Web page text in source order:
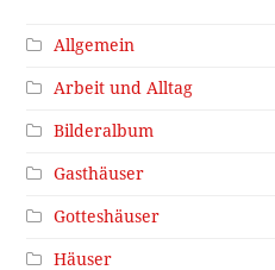
Allgemein
Arbeit und Alltag
Bilderalbum
Gasthäuser
Gotteshäuser
Häuser